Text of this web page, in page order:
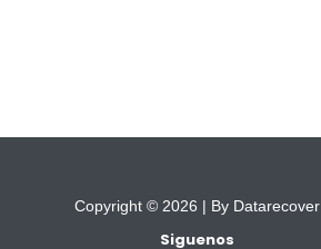
Copyright © 2026 | By Datarecover
Siguenos